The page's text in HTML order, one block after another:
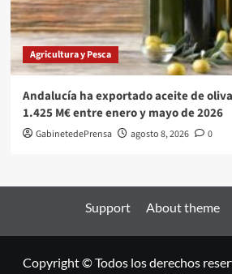
Agricultura y Pesca
Andalucía ha exportado aceite de
1.425 M€ entre enero y mayo de 2026
GabinetedePrensa agosto 8, 2026 0
Support About theme
Copyright © Todos los derechos